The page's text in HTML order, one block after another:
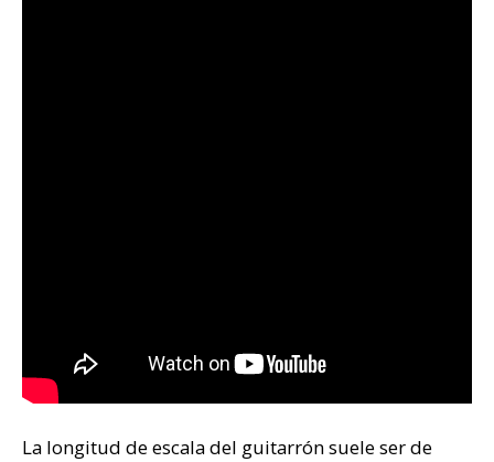
La longitud de escala del guitarrón suele ser de